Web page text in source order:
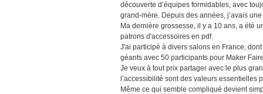
découverte d’équipes formidables, avec
grand-mère. Depuis des années, j’avais
Ma dernière grossesse, il y a 10 ans, a été
patrons d'accessoires en pdf.
J'ai participé à divers salons en France,
géants avec 50 participants pour Maker
Je veux à tout prix partager avec le plus
l’accessibilité sont des valeurs essentielles
Même ce qui semble compliqué devient